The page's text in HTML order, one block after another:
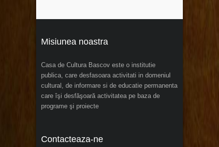
Misiunea noastra
Casa de Cultura Bascov este o institutie
publica, care desfasoara activitati in domeniul
cultural, de informare si de educatie permanenta
care îşi desfăşoară activitatea pe baza de
programe şi proiecte
Contacteaza-ne